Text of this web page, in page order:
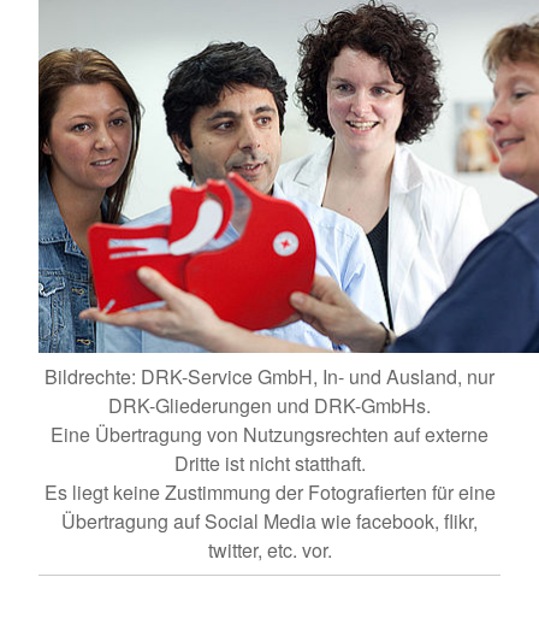
Bildrechte: DRK-Service GmbH, In- und Ausland, nur
DRK-Gliederungen und DRK-GmbHs.
Eine Übertragung von Nutzungsrechten auf externe
Dritte ist nicht statthaft.
Es liegt keine Zustimmung der Fotografierten für eine
Übertragung auf Social Media wie facebook, flikr,
twitter, etc. vor.